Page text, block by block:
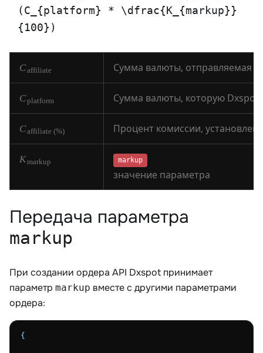
(C_{platform} * \dfrac{K_{markup}}
{100})
Caffiliate
Cplatform
Caffiliate (%)
Kmarkup markup
значение параметра
Передача параметра
markup
При создании ордера API Dxspot принимает
параметр markup вместе с другими параметрами
ордера:
{